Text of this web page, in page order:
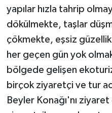
yapılar hızla tahrip
dökülmekte, taşlar
çökmekte, eşsiz
her geçen gün yok
bölgede gelişen
birçok ziyaretçi ve tur
Beyler Konağı'nı